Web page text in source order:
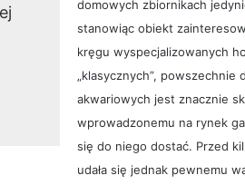
domowych zbiornikach
stanowiąc obiekt
kręgu wyspecjalizowanych
„klasycznych”, powszechnie
akwariowych jest znacznie
wprowadzonemu na rynek
się do niego dostać. Przed
udała się jednak pewnemu